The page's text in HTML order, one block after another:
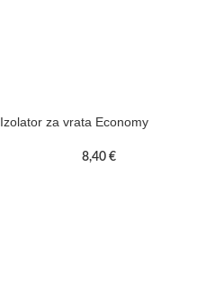
Izolator za vrata Economy
8,40 €